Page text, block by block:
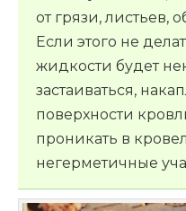
от грязи, листьев,
Если этого не
жидкости будет
застаиваться,
поверхности
проникать в
негерметичные